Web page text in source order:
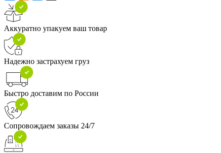
Аккуратно упакуем ваш товар
Надежно застрахуем груз
Быстро доставим по России
Сопровождаем заказы 24/7